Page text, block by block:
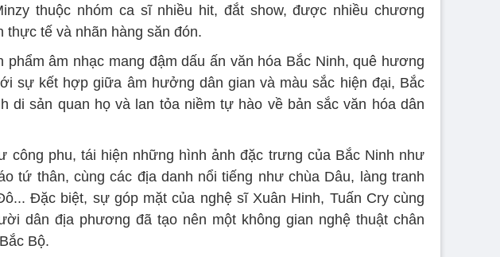
thuộc nhóm ca sĩ nhiều hit, đắt show, được nhiều chương
thực tế và nhãn hàng săn đón.
phẩm âm nhạc mang đậm dấu ấn văn hóa Bắc Ninh, quê hương
sự kết hợp giữa âm hưởng dân gian và màu sắc hiện đại, Bắc
di sản quan họ và lan tỏa niềm tự hào về bản sắc văn hóa dân
công phu, tái hiện những hình ảnh đặc trưng của Bắc Ninh như
tứ thân, cùng các địa danh nổi tiếng như chùa Dâu, làng tranh
Đặc biệt, sự góp mặt của nghệ sĩ Xuân Hinh, Tuấn Cry cùng
dân địa phương đã tạo nên một không gian nghệ thuật chân
Bộ.